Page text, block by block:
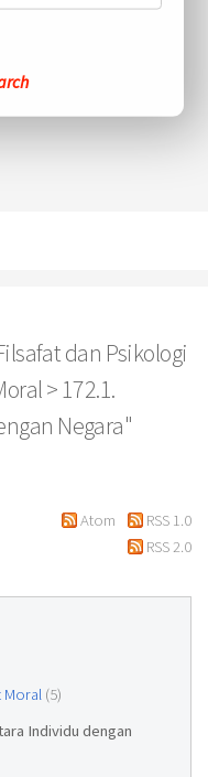
dan Psikologi
> 172.1.
Negara"
Atom
RSS 1.0
RSS 2.0
Moral(5)
Individu dengan